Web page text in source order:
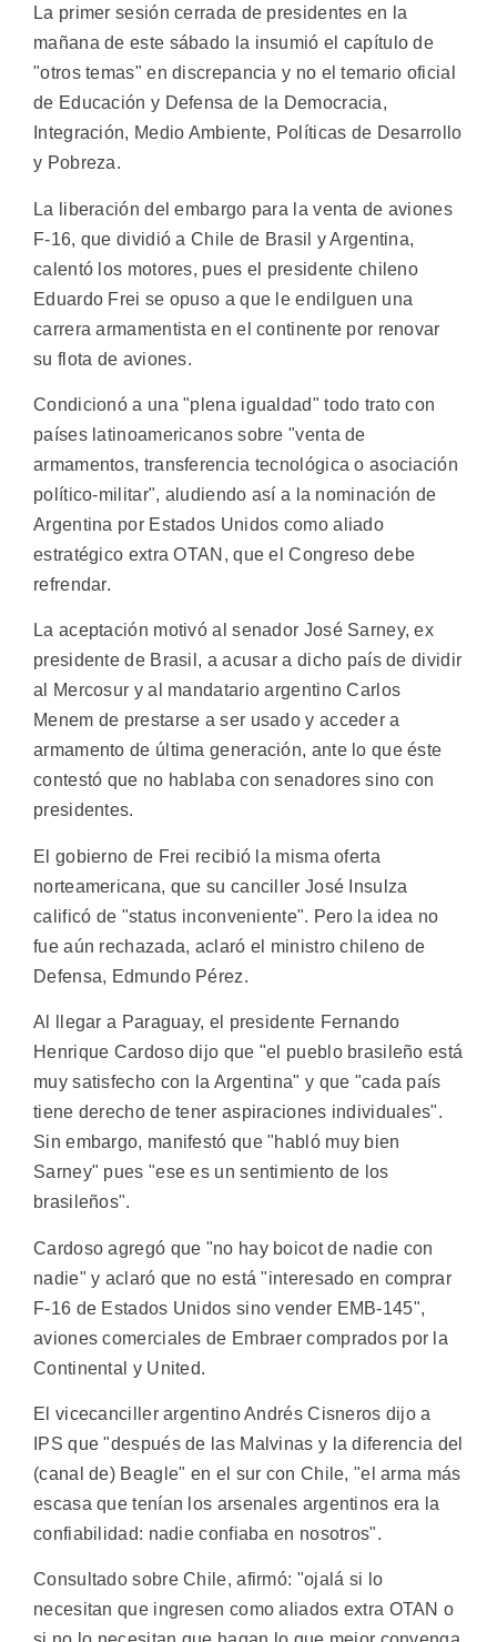
La primer sesión cerrada de presidentes en la
mañana de este sábado la insumió el capítulo de
"otros temas" en discrepancia y no el temario oficial
de Educación y Defensa de la Democracia,
Integración, Medio Ambiente, Políticas de Desarrollo
y Pobreza.
La liberación del embargo para la venta de aviones
F-16, que dividió a Chile de Brasil y Argentina,
calentó los motores, pues el presidente chileno
Eduardo Frei se opuso a que le endilguen una
carrera armamentista en el continente por renovar
su flota de aviones.
Condicionó a una "plena igualdad" todo trato con
países latinoamericanos sobre "venta de
armamentos, transferencia tecnológica o asociación
político-militar", aludiendo así a la nominación de
Argentina por Estados Unidos como aliado
estratégico extra OTAN, que el Congreso debe
refrendar.
La aceptación motivó al senador José Sarney, ex
presidente de Brasil, a acusar a dicho país de dividir
al Mercosur y al mandatario argentino Carlos
Menem de prestarse a ser usado y acceder a
armamento de última generación, ante lo que éste
contestó que no hablaba con senadores sino con
presidentes.
El gobierno de Frei recibió la misma oferta
norteamericana, que su canciller José Insulza
calificó de "status inconveniente". Pero la idea no
fue aún rechazada, aclaró el ministro chileno de
Defensa, Edmundo Pérez.
Al llegar a Paraguay, el presidente Fernando
Henrique Cardoso dijo que "el pueblo brasileño está
muy satisfecho con la Argentina" y que "cada país
tiene derecho de tener aspiraciones individuales".
Sin embargo, manifestó que "habló muy bien
Sarney" pues "ese es un sentimiento de los
brasileños".
Cardoso agregó que "no hay boicot de nadie con
nadie" y aclaró que no está "interesado en comprar
F-16 de Estados Unidos sino vender EMB-145",
aviones comerciales de Embraer comprados por la
Continental y United.
El vicecanciller argentino Andrés Cisneros dijo a
IPS que "después de las Malvinas y la diferencia del
(canal de) Beagle" en el sur con Chile, "el arma más
escasa que tenían los arsenales argentinos era la
confiabilidad: nadie confiaba en nosotros".
Consultado sobre Chile, afirmó: "ojalá si lo
necesitan que ingresen como aliados extra OTAN o